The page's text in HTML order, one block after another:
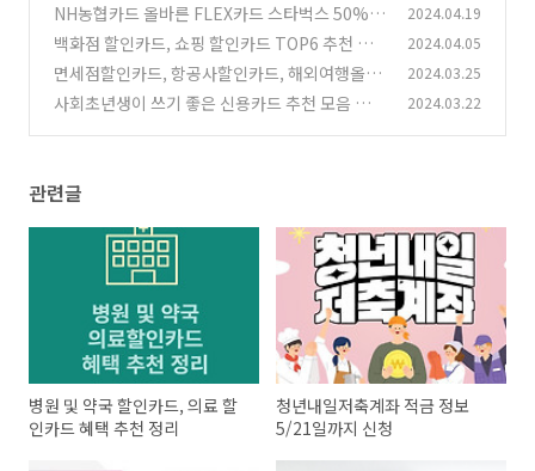
2)
NH농협카드 올바른 FLEX카드 스타벅스 50%,
넷플릭스 20% 할인카드 (2)
2024.04.19
백화점 할인카드, 쇼핑 할인카드 TOP6 추천 정
리
(4)
2024.04.05
면세점할인카드, 항공사할인카드, 해외여행올인
원카드 추천 정리
(8)
2024.03.25
사회초년생이 쓰기 좋은 신용카드 추천 모음 정리 2024.03.22
관련글
병원 및 약국 할인카드, 의료 할
인카드 혜택 추천 정리
청년내일저축계좌 적금 정보
5/21일까지 신청